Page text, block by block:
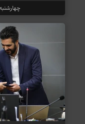
چهارشنبه ۳۱ اردیبهشت